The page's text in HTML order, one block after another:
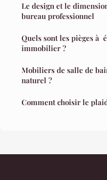
Le design et le
bureau professionnel
Quels sont les pièges à
immobilier ?
Mobiliers de salle de
naturel ?
Comment choisir le